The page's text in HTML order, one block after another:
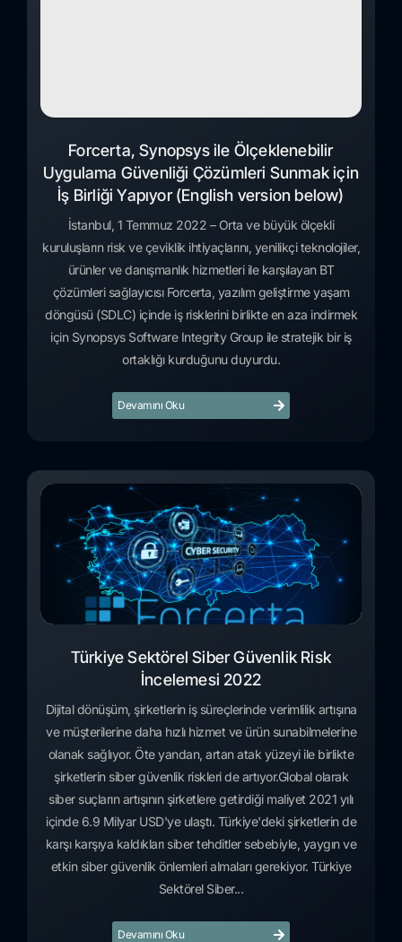
Forcerta, Synopsys ile Ölçeklenebilir
Uygulama Güvenliği Çözümleri Sunmak için
İş Birliği Yapıyor (English version below)
İstanbul, 1 Temmuz 2022 – Orta ve büyük ölçekli
kuruluşların risk ve çeviklik ihtiyaçlarını, yenilikçi teknolojiler,
ürünler ve danışmanlık hizmetleri ile karşılayan BT
çözümleri sağlayıcısı Forcerta, yazılım geliştirme yaşam
döngüsü (SDLC) içinde iş risklerini birlikte en aza indirmek
için Synopsys Software Integrity Group ile stratejik bir iş
ortaklığı kurduğunu duyurdu.
Devamını Oku
Türkiye Sektörel Siber Güvenlik Risk
İncelemesi 2022
Dijital dönüşüm, şirketlerin iş süreçlerinde verimlilik artışına
ve müşterilerine daha hızlı hizmet ve ürün sunabilmelerine
olanak sağlıyor. Öte yandan, artan atak yüzeyi ile birlikte
şirketlerin siber güvenlik riskleri de artıyor.Global olarak
siber suçların artışının şirketlere getirdiği maliyet 2021 yılı
içinde 6.9 Milyar USD'ye ulaştı. Türkiye'deki şirketlerin de
karşı karşıya kaldıkları siber tehditler sebebiyle, yaygın ve
etkin siber güvenlik önlemleri almaları gerekiyor. Türkiye
Sektörel Siber...
Devamını Oku